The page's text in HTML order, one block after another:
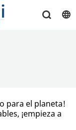
para el planeta!
¡empieza a